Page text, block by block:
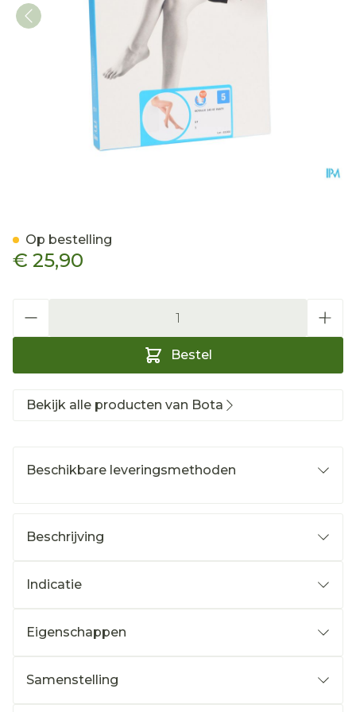
€ 25,90
Bestel
Op bestelling
Bekijk alle producten van Bota
Beschikbare leveringsmethoden
Beschrijving
Indicatie
Eigenschappen
Samenstelling